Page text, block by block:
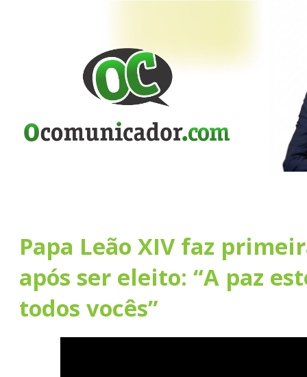
Papa Leão XIV faz
após ser eleito: “A paz
todos vocês”